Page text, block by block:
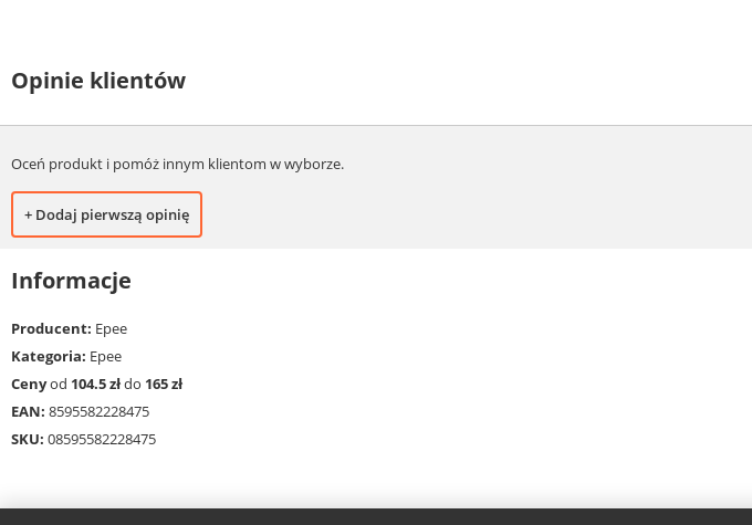
Opinie klientów
Oceń produkt i pomóż innym klientom w wyborze.
+ Dodaj pierwszą opinię
Informacje
Producent: Epee
Kategoria: Epee
Cenyod 104.5 złdo 165 zł
EAN: 8595582228475
SKU: 08595582228475